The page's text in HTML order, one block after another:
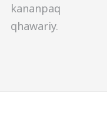
kananpaq
qhawariy.